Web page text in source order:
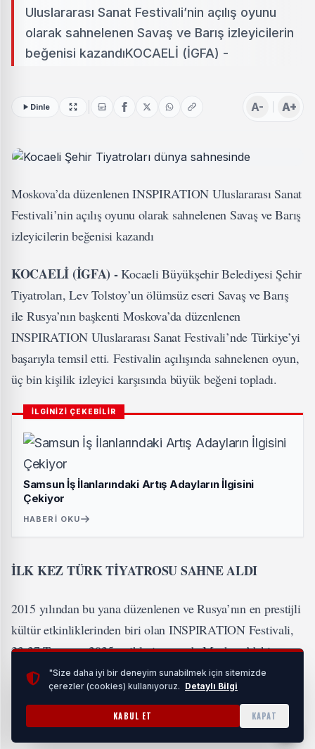
Uluslararası Sanat Festivali’nin açılış oyunu
olarak sahnelenen Savaş ve Barış izleyicilerin
beğenisi kazandıKOCAELİ (İGFA) -
Dinle A- A+
Moskova’da düzenlenen INSPIRATION Uluslararası Sanat
Festivali’nin açılış oyunu olarak sahnelenen Savaş ve Barış
izleyicilerin beğenisi kazandı
KOCAELİ (İGFA) -Kocaeli Büyükşehir Belediyesi Şehir
Tiyatroları, Lev Tolstoy’un ölümsüz eseri Savaş ve Barış
ile Rusya’nın başkenti Moskova’da düzenlenen
INSPIRATION Uluslararası Sanat Festivali’nde Türkiye’yi
başarıyla temsil etti. Festivalin açılışında sahnelenen oyun,
üç bin kişilik izleyici karşısında büyük beğeni topladı.
İLGİNİZİ ÇEKEBİLİR
Samsun İş İlanlarındaki Artış Adayların İlgisini
Çekiyor
HABERI OKU
İLK KEZ TÜRK TİYATROSU SAHNE ALDI
2015 yılından bu yana düzenlenen ve Rusya’nın en prestijli
kültür etkinliklerinden biri olan INSPIRATION Festivali,
23-27 Temmuz 2025 tarihleri arasında Moskova’daki
VDNKh Kültür ve Fuar alanında gerçekleştiriliyor.
Festivalde bu yıl ilk kez bir Türk tiyatrosu sahne aldı.
Kocaeli Şehir Tiyatroları’nın sahnelediği Savaş ve Barış,
festivalin açılış oyunu olarak sanatseverlerle buluştu.
"Size daha iyi bir deneyim sunabilmek için sitemizde
çerezler (cookies) kullanıyoruz. Detaylı Bilgi
KABUL ET KAPAT